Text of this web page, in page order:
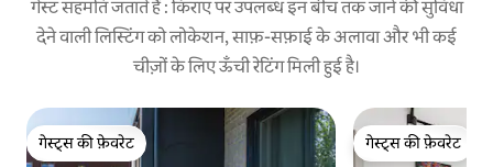
गेस्ट सहमति जताते हैं : किराए पर उपलब्ध इन बीच तक जाने की सुविधा
देने वाली लिस्टिंग को लोकेशन, साफ़-सफ़ाई के अलावा और भी कई
चीज़ों के लिए ऊँची रेटिंग मिली हुई है।
गेस्ट्स की फ़ेवरेट
गेस्ट्स की फ़ेवरेट
गेस्ट्स की फ़ेवरेट
गेस्ट्स की फ़ेवरेट